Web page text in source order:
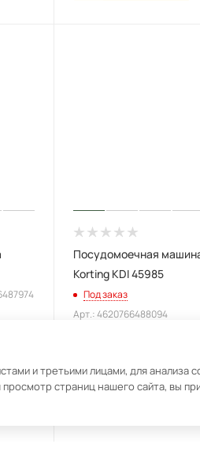
Посудомоечная
Korting KDI 45985
Под заказ
Арт.: 4620766488094
64 990₽
и третьими лицами, для анализа
страниц нашего сайта, вы